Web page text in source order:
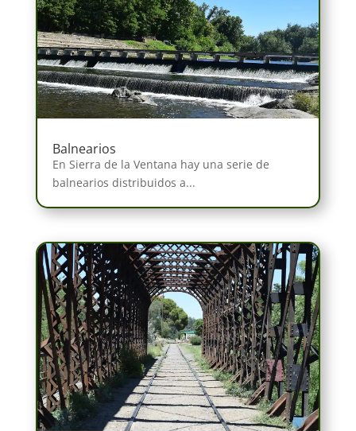
Balnearios
En Sierra de la Ventana hay una serie de
balnearios distribuidos a...